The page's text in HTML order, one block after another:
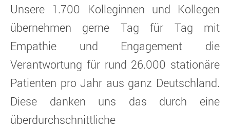
Unsere 1.700 Kolleginnen und Kollegen
übernehmen gerne Tag für Tag mit
Empathie und Engagement die
Verantwortung für rund 26.000 stationäre
Patienten pro Jahr aus ganz Deutschland.
Diese danken uns das durch eine
überdurchschnittliche